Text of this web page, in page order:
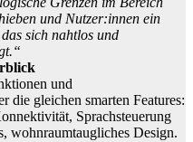
und Nutzer:innen ein
sich nahtlos und
und
die gleichen smarten Features:
Sprachsteuerung
wohnraumtaugliches Design.